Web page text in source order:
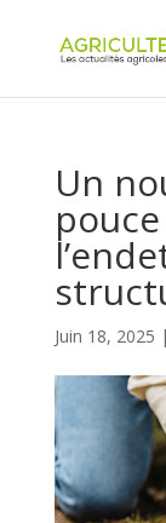
Un
Juin 18, 2025 |